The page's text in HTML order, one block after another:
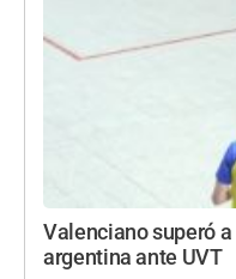
Valenciano superó
argentina ante UVT